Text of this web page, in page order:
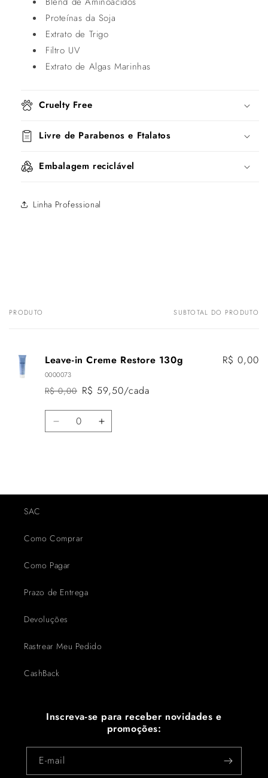
Proteínas da Soja
Extrato de Trigo
Filtro UV
Extrato de Algas Marinhas
Cruelty Free
Livre de Parabenos e Ftalatos
Embalagem reciclável
Linha Professional
Carrinho
PRODUTO SUBTOTAL DO PRODUTO
Leave-in Creme Restore 130g
0000073
Preço
normal
R$ 0,00
Preço
promocional
R$ 59,50/cada
R$ 0,00
Quantidade
Diminuir
Aumentar
SAC
Como Comprar
Como Pagar
Prazo de Entrega
Devoluções
Rastrear Meu Pedido
CashBack
Inscreva-se para receber novidades e
promoções:
E-mail